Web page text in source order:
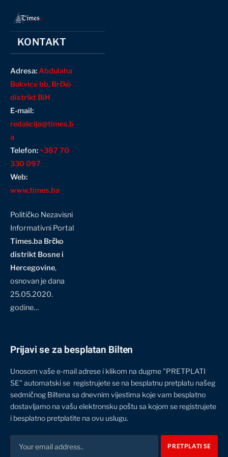
KONTAKT
Adresa:Abdulaha
Bukvice bb, Brčko
distrikt BiH
E-mail:
redakcija@times.b
a
Telefon:+387 70
330 097
Web:
www.times.ba
Političko Nezavisni
Informativni Portal
Times.ba Brčko
distrikt Bosne i
Hercegovine,
osnovan je dana
25.05.2020.
godine…
Prijavi se za besplatan Bilten
Unosom vaše e-mail adrese i klikom na dugme "PRETPLATI
SE" automatski se registrujete se na besplatnu pretplatu našeg
sedmičnog Biltena sa dnevnim vijestima koje vam besplatno
dostavljamo na vašu elektronsku poštu sa kojom se registrujete
i besplatno pretplatite na ovu uslugu.